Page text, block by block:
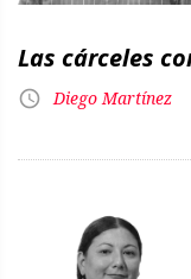
Las cárceles
Diego Martínez